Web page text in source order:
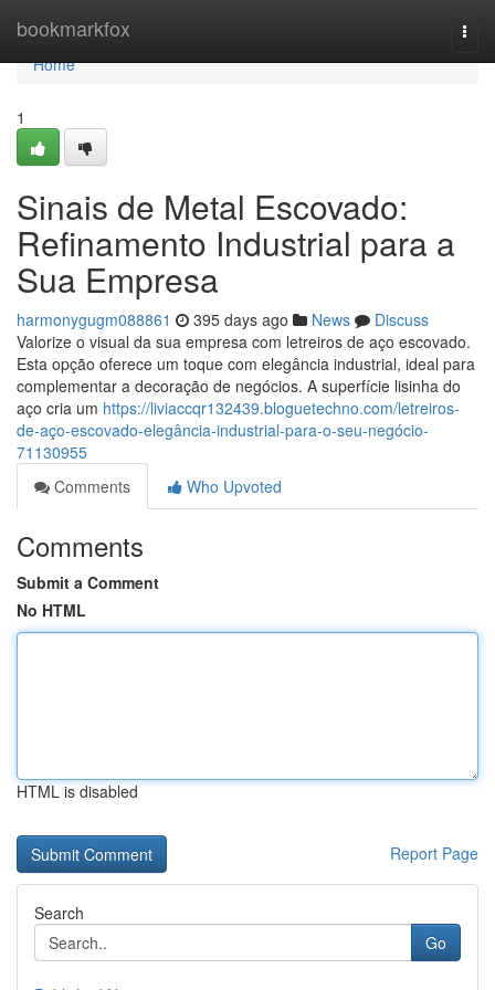
bookmarkfox
Home
Home
1
Sinais de Metal Escovado:
Refinamento Industrial para a
Sua Empresa
harmonygugm088861 395 days ago News
Discuss
Valorize o visual da sua empresa com letreiros de aço escovado.
Esta opção oferece um toque com elegância industrial, ideal para
complementar a decoração de negócios. A superfície lisinha do
aço cria um https://liviaccqr132439.bloguetechno.com/letreiros-
de-aço-escovado-elegância-industrial-para-o-seu-negócio-
71130955
Comments
Who Upvoted
Comments
Submit a Comment
No HTML
HTML is disabled
Report Page
Search
Go